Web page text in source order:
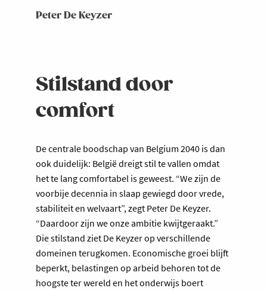
Peter De Keyzer
Stilstand door
comfort
De centrale boodschap van Belgium 2040 is dan
ook duidelijk: België dreigt stil te vallen omdat
het te lang comfortabel is geweest. “We zijn de
voorbije decennia in slaap gewiegd door vrede,
stabiliteit en welvaart”, zegt Peter De Keyzer.
“Daardoor zijn we onze ambitie kwijtgeraakt.”
Die stilstand ziet De Keyzer op verschillende
domeinen terugkomen. Economische groei blijft
beperkt, belastingen op arbeid behoren tot de
hoogste ter wereld en het onderwijs boert